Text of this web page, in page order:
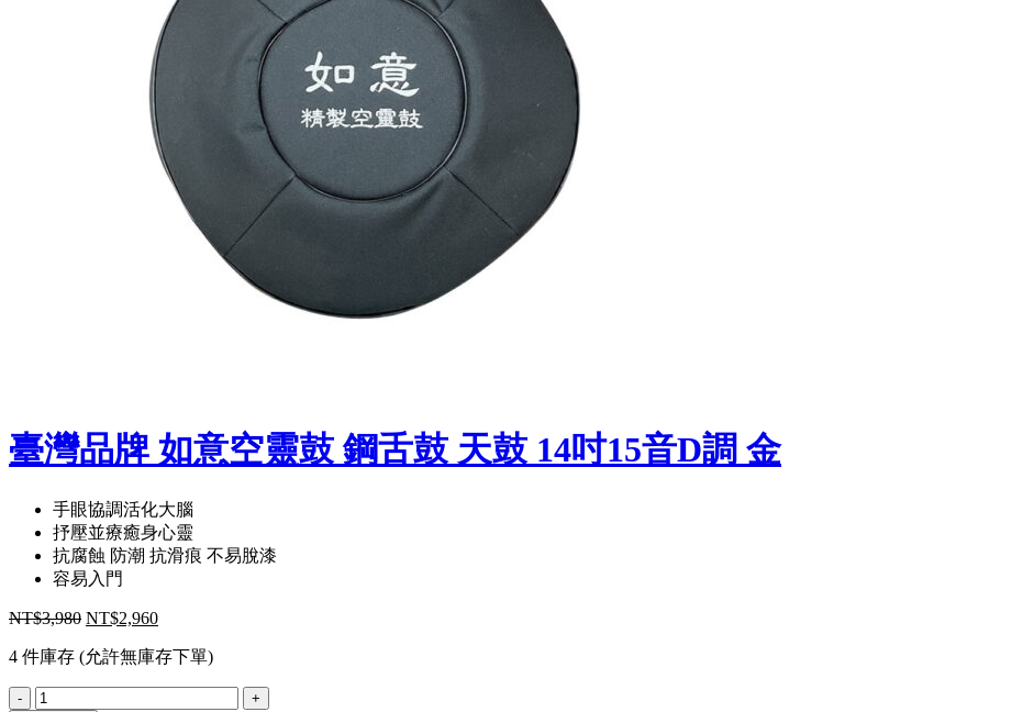
臺灣品牌 如意空靈鼓 鋼舌鼓 天鼓 14吋15音D調 金
手眼協調活化大腦
抒壓並療癒身心靈
抗腐蝕 防潮 抗滑痕 不易脫漆
容易入門
NT$3,980 NT$2,960
4 件庫存 (允許無庫存下單)